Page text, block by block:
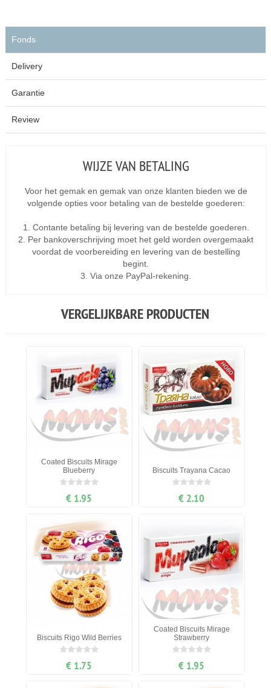
Fonds
Delivery
Garantie
Review
WIJZE VAN BETALING
Voor het gemak en gemak van onze klanten bieden we de
volgende opties voor betaling van de bestelde goederen:
1. Contante betaling bij levering van de bestelde goederen.
2. Per bankoverschrijving moet het geld worden overgemaakt
voordat de voorbereiding en levering van de bestelling
begint.
3. Via onze PayPal-rekening.
VERGELIJKBARE PRODUCTEN
Coated Biscuits Mirage
Blueberry
€ 1.95
Biscuits Trayana Cacao
€ 2.10
Biscuits Rigo Wild Berries
€ 1.75
Coated Biscuits Mirage
Strawberry
€ 1.95